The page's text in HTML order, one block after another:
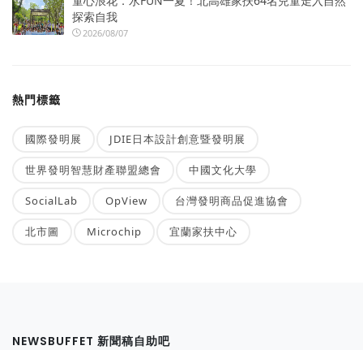
探索自我
2026/08/07
熱門標籤
國際發明展 JDIE日本設計創意暨發明展
世界發明智慧財產聯盟總會 中國文化大學
SocialLab OpView 台灣發明商品促進協會
北市圖 Microchip 宜蘭家扶中心
NEWSBUFFET 新聞稿自助吧